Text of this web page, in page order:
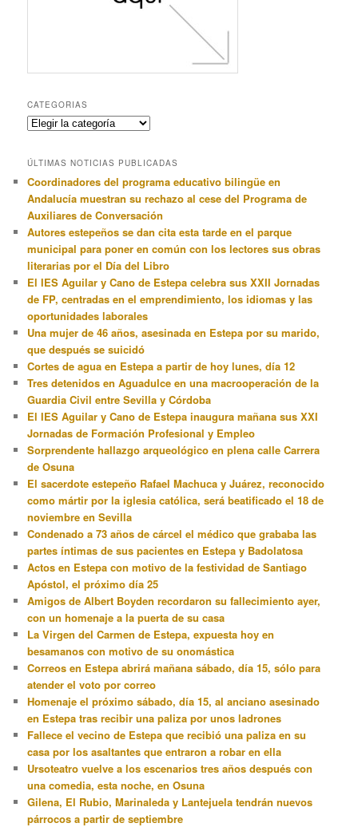
CATEGORIAS
Categorias
ÚLTIMAS NOTICIAS PUBLICADAS
Coordinadores del programa educativo bilingüe en
Andalucía muestran su rechazo al cese del Programa de
Auxiliares de Conversación
Autores estepeños se dan cita esta tarde en el parque
municipal para poner en común con los lectores sus obras
literarias por el Día del Libro
El IES Aguilar y Cano de Estepa celebra sus XXII Jornadas
de FP, centradas en el emprendimiento, los idiomas y las
oportunidades laborales
Una mujer de 46 años, asesinada en Estepa por su marido,
que después se suicidó
Cortes de agua en Estepa a partir de hoy lunes, día 12
Tres detenidos en Aguadulce en una macrooperación de la
Guardia Civil entre Sevilla y Córdoba
El IES Aguilar y Cano de Estepa inaugura mañana sus XXI
Jornadas de Formación Profesional y Empleo
Sorprendente hallazgo arqueológico en plena calle Carrera
de Osuna
El sacerdote estepeño Rafael Machuca y Juárez, reconocido
como mártir por la iglesia católica, será beatificado el 18 de
noviembre en Sevilla
Condenado a 73 años de cárcel el médico que grababa las
partes íntimas de sus pacientes en Estepa y Badolatosa
Actos en Estepa con motivo de la festividad de Santiago
Apóstol, el próximo día 25
Amigos de Albert Boyden recordaron su fallecimiento ayer,
con un homenaje a la puerta de su casa
La Virgen del Carmen de Estepa, expuesta hoy en
besamanos con motivo de su onomástica
Correos en Estepa abrirá mañana sábado, día 15, sólo para
atender el voto por correo
Homenaje el próximo sábado, día 15, al anciano asesinado
en Estepa tras recibir una paliza por unos ladrones
Fallece el vecino de Estepa que recibió una paliza en su
casa por los asaltantes que entraron a robar en ella
Ursoteatro vuelve a los escenarios tres años después con
una comedia, esta noche, en Osuna
Gilena, El Rubio, Marinaleda y Lantejuela tendrán nuevos
párrocos a partir de septiembre